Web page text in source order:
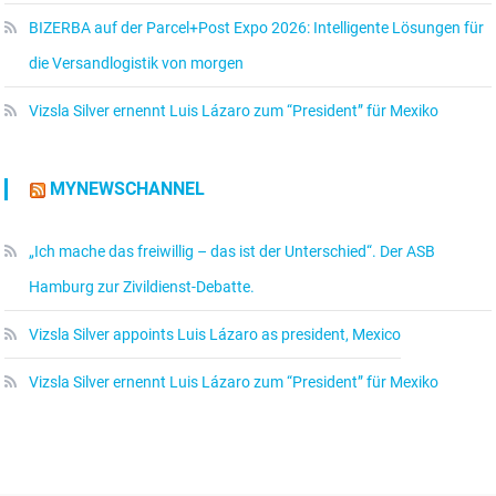
BIZERBA auf der Parcel+Post Expo 2026: Intelligente Lösungen für
die Versandlogistik von morgen
Vizsla Silver ernennt Luis Lázaro zum “President” für Mexiko
MYNEWSCHANNEL
„Ich mache das freiwillig – das ist der Unterschied“. Der ASB
Hamburg zur Zivildienst-Debatte.
Vizsla Silver appoints Luis Lázaro as president, Mexico
Vizsla Silver ernennt Luis Lázaro zum “President” für Mexiko